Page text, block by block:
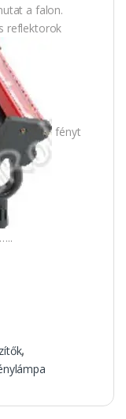
a falon.
reflektorok
fényt
,